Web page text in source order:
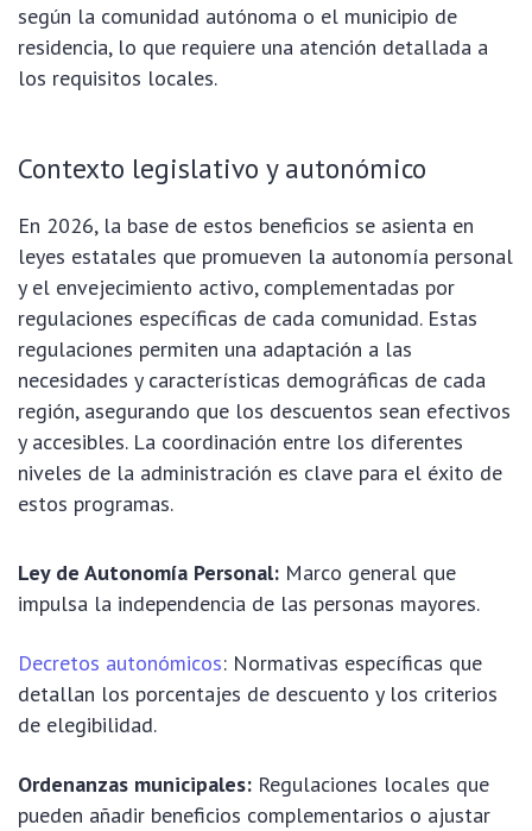
según la comunidad autónoma o el municipio de
residencia, lo que requiere una atención detallada a
los requisitos locales.
Contexto legislativo y autonómico
En 2026, la base de estos beneficios se asienta en
leyes estatales que promueven la autonomía personal
y el envejecimiento activo, complementadas por
regulaciones específicas de cada comunidad. Estas
regulaciones permiten una adaptación a las
necesidades y características demográficas de cada
región, asegurando que los descuentos sean efectivos
y accesibles. La coordinación entre los diferentes
niveles de la administración es clave para el éxito de
estos programas.
Ley de Autonomía Personal: Marco general que
impulsa la independencia de las personas mayores.
Decretos autonómicos: Normativas específicas que
detallan los porcentajes de descuento y los criterios
de elegibilidad.
Ordenanzas municipales: Regulaciones locales que
pueden añadir beneficios complementarios o ajustar